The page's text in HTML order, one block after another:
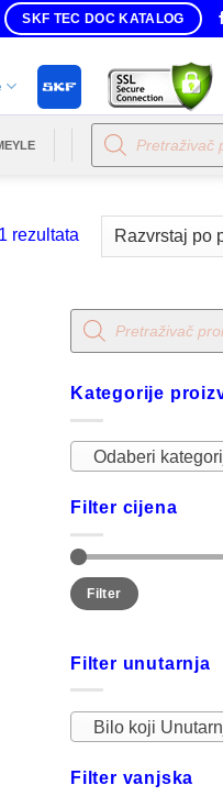
SKF TEC DOC KATALOG
Products
search
rezultataSorted
Products
search
Kategorije
Odaberi
Filter cijena
Minimalna
cijena
Maksimalna
cijena
Filter
Filter unutarnja
Bilo koji
Filter vanjska